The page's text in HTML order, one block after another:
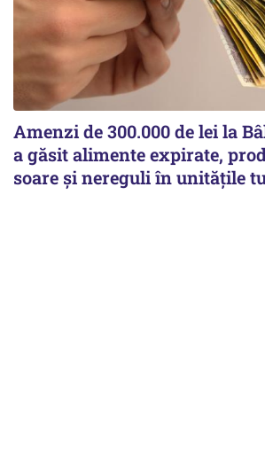
Amenzi de 300.000 de lei la
a găsit alimente expirate,
soare și nereguli în unitățile